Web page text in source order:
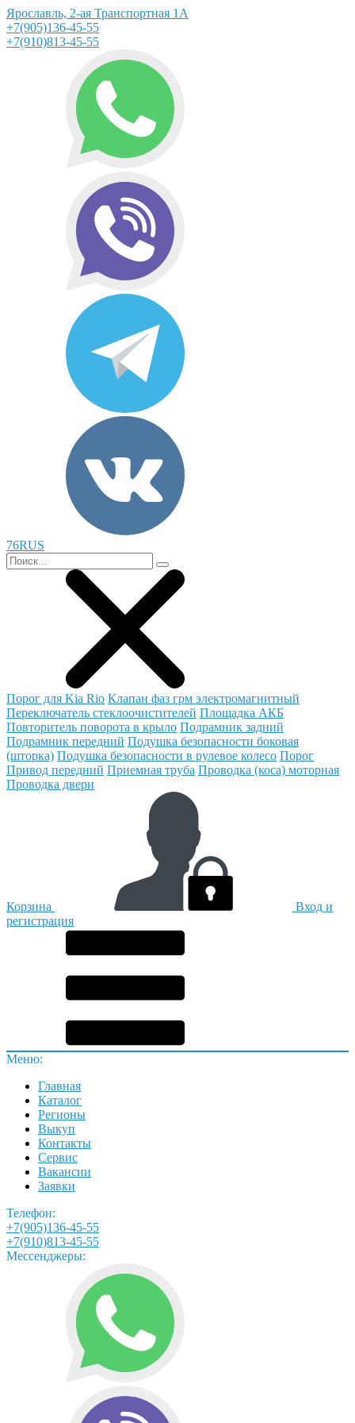
Ярославль, 2-ая Транспортная 1А
+7(905)136-45-55
+7(910)813-45-55
76RUS
Порог для Kia Rio Клапан фаз грм электромагнитный
Переключатель стеклоочистителей Площадка АКБ
Повторитель поворота в крыло Подрамник задний
Подрамник передний Подушка безопасности боковая
(шторка) Подушка безопасности в рулевое колесо Порог
Привод передний Приемная труба Проводка (коса) моторная
Проводка двери
Корзина
Вход и
регистрация
Меню:
Главная
Каталог
Регионы
Выкуп
Контакты
Сервис
Вакансии
Заявки
Телефон:
+7(905)136-45-55
+7(910)813-45-55
Мессенджеры: